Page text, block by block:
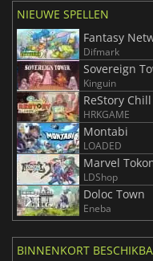
NIEUWE SPELLEN
Fantasy
Difmark
Sovereign
Kinguin
ReStory
HRKGAME
Montabi
LOADED
Marvel
LDShop
Doloc Town
Eneba
BINNENKORT